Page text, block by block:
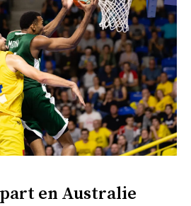
en Australie